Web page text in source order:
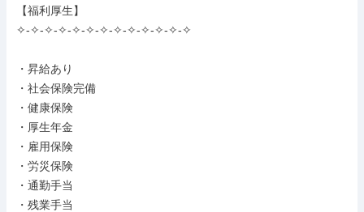
【福利厚生】
✧-✧-✧-✧-✧-✧-✧-✧-✧-✧-✧-✧-✧
・昇給あり
・社会保険完備
・健康保険
・厚生年金
・雇用保険
・労災保険
・通勤手当
・残業手当